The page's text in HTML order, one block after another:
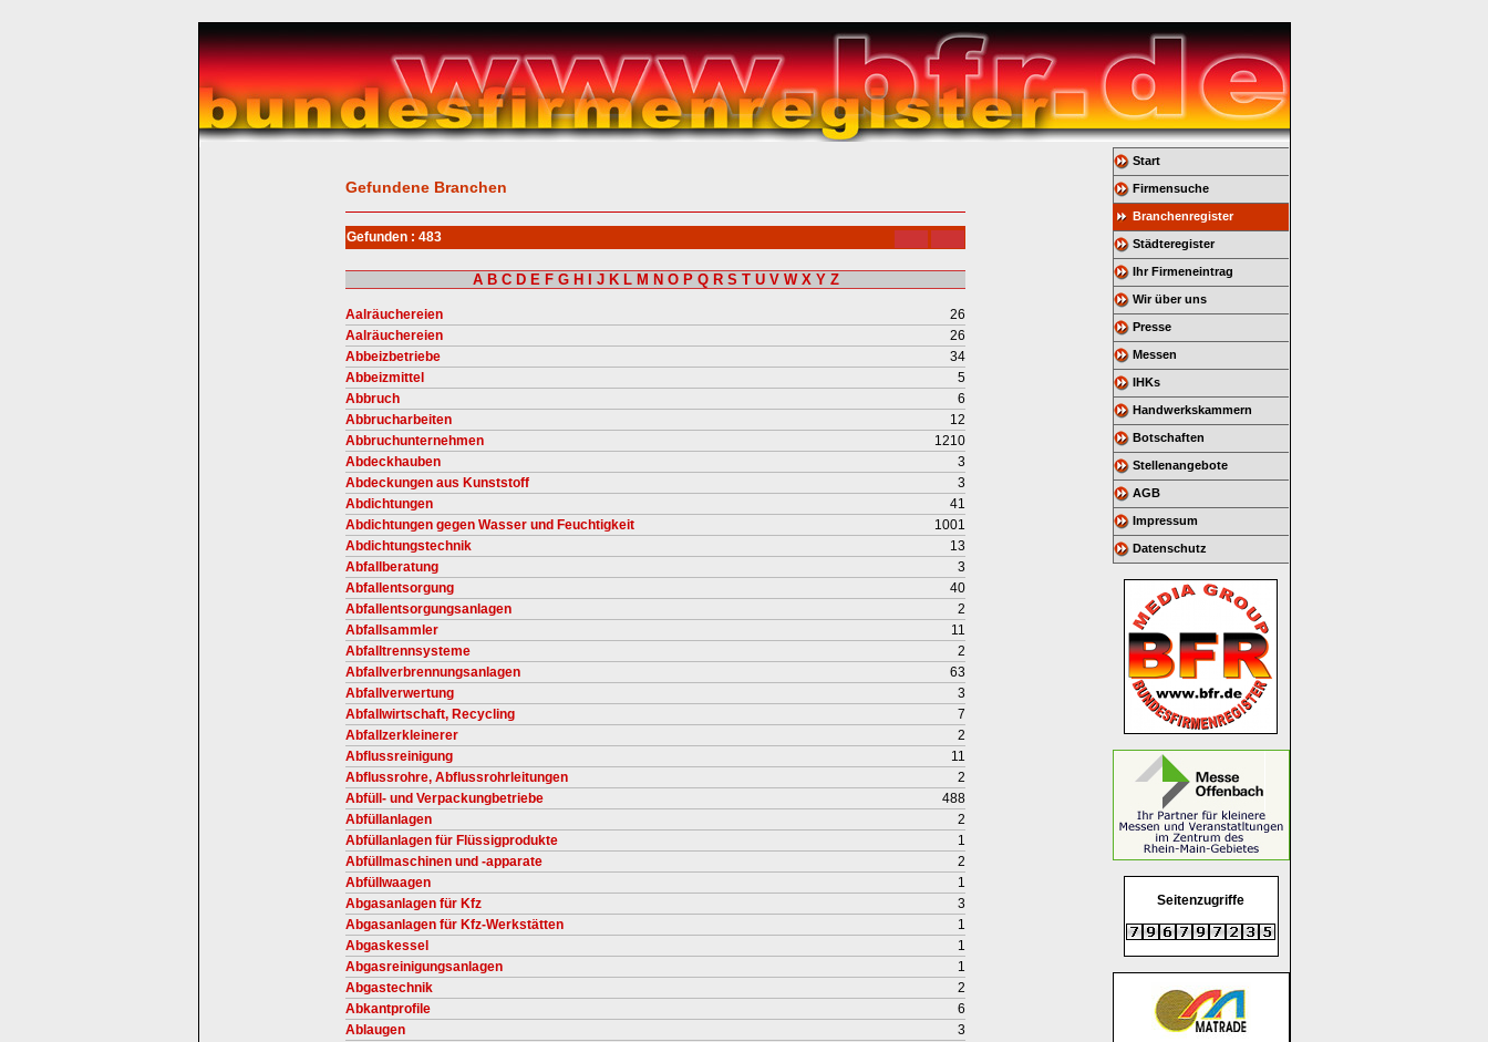
Gefundene Branchen
Gefunden : 483
A B C D E F G H J K L M N O P Q R S T U V W X Y Z
Aalräuchereien
26
Aalräuchereien
26
Abbeizbetriebe
34
Abbeizmittel
5
Abbruch
6
Abbrucharbeiten
12
Abbruchunternehmen
1210
Abdeckhauben
3
Abdeckungen aus Kunststoff
3
Abdichtungen
41
Abdichtungen gegen Wasser und Feuchtigkeit
1001
Abdichtungstechnik
13
Abfallberatung
3
Abfallentsorgung
40
Abfallentsorgungsanlagen
2
Abfallsammler
11
Abfalltrennsysteme
2
Abfallverbrennungsanlagen
63
Abfallverwertung
3
Abfallwirtschaft, Recycling
7
Abfallzerkleinerer
2
Abflussreinigung
11
Abflussrohre, Abflussrohrleitungen
2
Abfüll- und Verpackungbetriebe
488
Abfüllanlagen
2
Abfüllanlagen für Flüssigprodukte
1
Abfüllmaschinen und -apparate
2
Abfüllwaagen
1
Abgasanlagen für Kfz
3
Abgasanlagen für Kfz-Werkstätten
1
Abgaskessel
1
Abgasreinigungsanlagen
1
Abgastechnik
2
Abkantprofile
6
Ablaugen
3
Start
Firmensuche
Branchenregister
Städteregister
Ihr Firmeneintrag
Wir über uns
Presse
Messen
IHKs
Handwerkskammern
Botschaften
Stellenangebote
AGB
Impressum
Datenschutz
Seitenzugriffe